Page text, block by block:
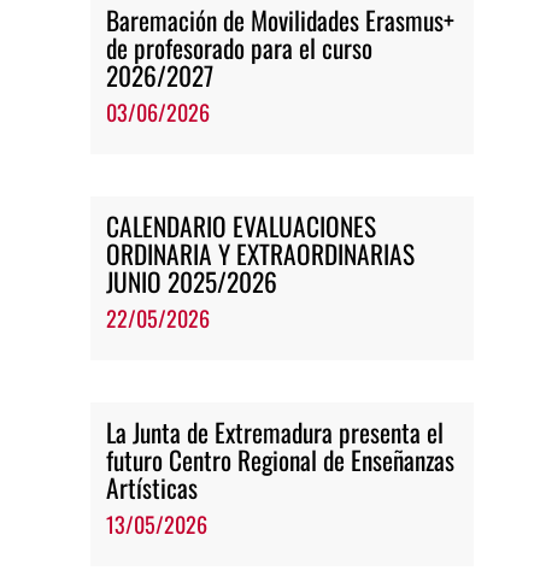
Baremación de Movilidades Erasmus+
de profesorado para el curso
2026/2027
03/06/2026
CALENDARIO EVALUACIONES
ORDINARIA Y EXTRAORDINARIAS
JUNIO 2025/2026
22/05/2026
La Junta de Extremadura presenta el
futuro Centro Regional de Enseñanzas
Artísticas
13/05/2026